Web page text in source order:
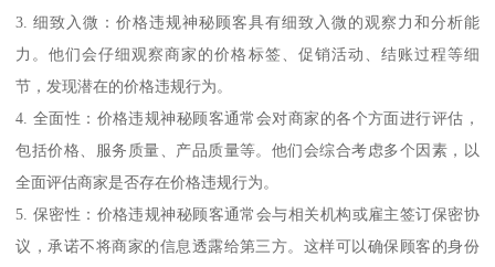
3. 细致入微：价格违规神秘顾客具有细致入微的观察力和分析能
力。他们会仔细观察商家的价格标签、促销活动、结账过程等细
节，发现潜在的价格违规行为。
4. 全面性：价格违规神秘顾客通常会对商家的各个方面进行评估，
包括价格、服务质量、产品质量等。他们会综合考虑多个因素，以
全面评估商家是否存在价格违规行为。
5. 保密性：价格违规神秘顾客通常会与相关机构或雇主签订保密协
议，承诺不将商家的信息透露给第三方。这样可以确保顾客的身份